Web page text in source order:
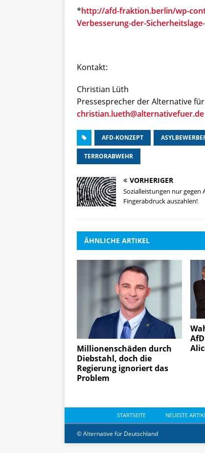
*http://afd-fraktion.berlin/wp-
Verbesserung-der-
Kontakt:
Christian Lüth
Pressesprecher der Alternative
christian.lueth@alternativefuer.de
AFD-KONZEPT
TERRORABWEHR
VORHERIGER
Sozialleistungen nur gegen
Fingerabdruck auszahlen!
ÄHNLICHE ARTIKEL
Millionenschäden durch
Diebstahl, doch die
Regierung ignoriert das
Problem
STARTSEITE NEUESTE
© Alternative für Deutschland